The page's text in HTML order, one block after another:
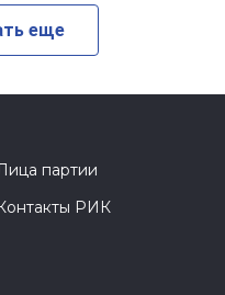
еще
партии
РИК